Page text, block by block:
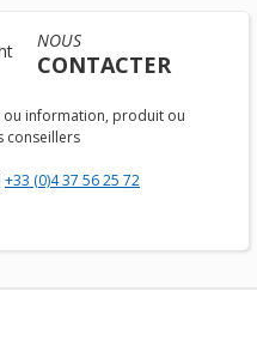
NOUS
CONTACTER
ou information, produit ou
conseillers
+33 (0)4 37 56 25 72